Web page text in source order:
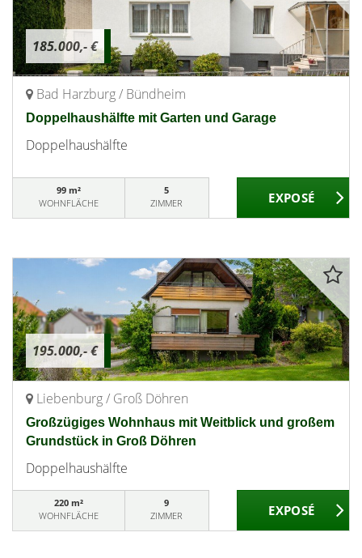
185.000,- €
Bad Harzburg / Bündheim
Doppelhaushälfte mit Garten und Garage
Doppelhaushälfte
99 m²
WOHNFLÄCHE
5
ZIMMER
195.000,- €
Liebenburg / Groß Döhren
Großzügiges Wohnhaus mit Weitblick und großem
Grundstück in Groß Döhren
Doppelhaushälfte
220 m²
WOHNFLÄCHE
9
ZIMMER